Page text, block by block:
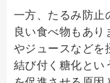
一方、たるみ防止
良い食べ物もあ
やジュースなどを
結び付く糖化とい